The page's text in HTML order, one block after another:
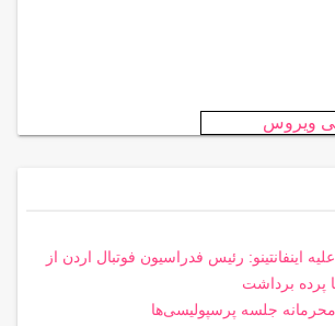
ویروس
اینفانتینو: رئیس فدراسیون فوتبال اردن از
پرده برداشت
جلسه پرسپولیسی‌ها